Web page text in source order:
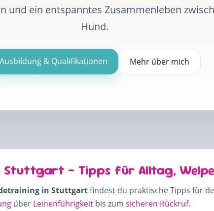
und ein entspanntes Zusammenleben
Hund.
Ausbildung & Qualifikationen Mehr über mich
Stuttgart – Tipps für Alltag,
in Stuttgartfindest du praktische Tipps für
über Leinenführigkeit bis zum sicheren Rückruf.